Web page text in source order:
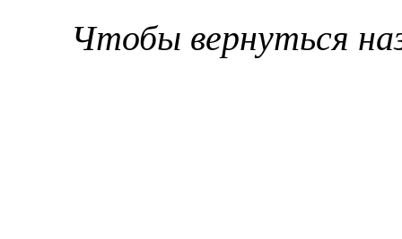
Чтобы вернуться